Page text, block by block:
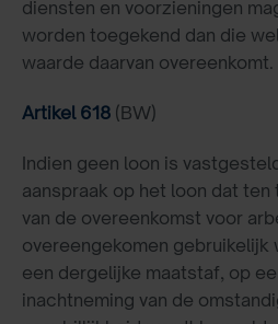
diensten en voorzieningen
worden toegekend dan die
waarde daarvan overeenkomt.
Artikel 618 (BW)
Indien geen loon is
aanspraak op het loon dat ten
van de overeenkomst voor
overeengekomen gebruikelijk
een dergelijke maatstaf, op
inachtneming van de